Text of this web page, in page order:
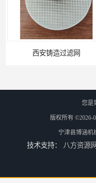
延安铸造过滤网
怒江铸造过滤网
您是
版权所有 ©2026-
宁津县博涵机
技术支持： 八方资源网